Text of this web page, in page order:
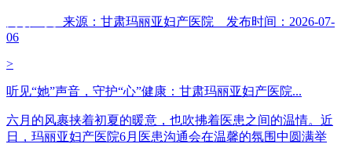
来源：甘肃玛丽亚妇产医院 发布时间：2026-07-
06
>
听见“她”声音，守护“心”健康：甘肃玛丽亚妇产医院...
六月的风裹挟着初夏的暖意，也吹拂着医患之间的温情。近
日，玛丽亚妇产医院6月医患沟通会在温馨的氛围中圆满举